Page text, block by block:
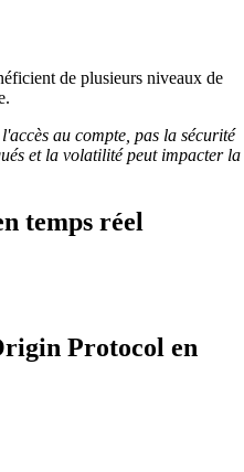
de plusieurs niveaux de
au compte, pas la sécurité
et la volatilité peut impacter la
temps réel
Protocol en